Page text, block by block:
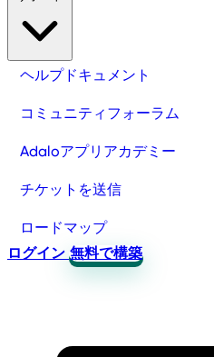
ヘルプドキュメント
コミュニティフォーラム
Adaloアプリアカデミー
チケットを送信
ロードマップ
ログイン 無料で構築